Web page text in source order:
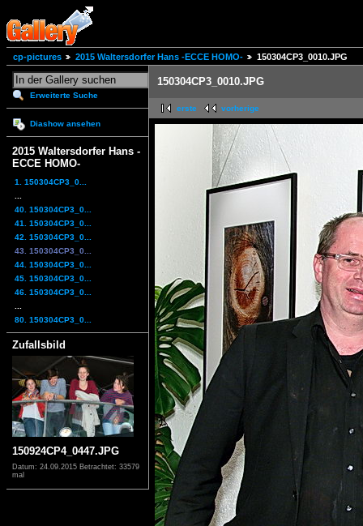
cp-pictures 2015 Waltersdorfer Hans -ECCE HOMO- 150304CP3_0010.JPG
Erweiterte Suche
Diashow ansehen
2015 Waltersdorfer Hans -
ECCE HOMO-
1. 150304CP3_0...
40. 150304CP3_0...
41. 150304CP3_0...
42. 150304CP3_0...
43. 150304CP3_0...
44. 150304CP3_0...
45. 150304CP3_0...
46. 150304CP3_0...
80. 150304CP3_0...
Zufallsbild
150924CP4_0447.JPG
Datum: 24.09.2015 Betrachtet: 33579
mal
150304CP3_0010.JPG
erste vorherige